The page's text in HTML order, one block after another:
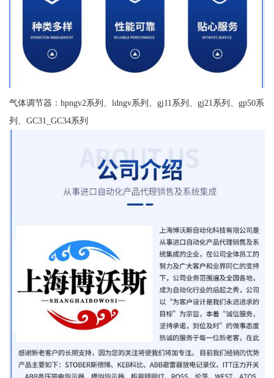
气体调节器：hpngv2系列、ldngv系列、gj11系列、gj21系列、gp50系
列、GC31_GC34系列